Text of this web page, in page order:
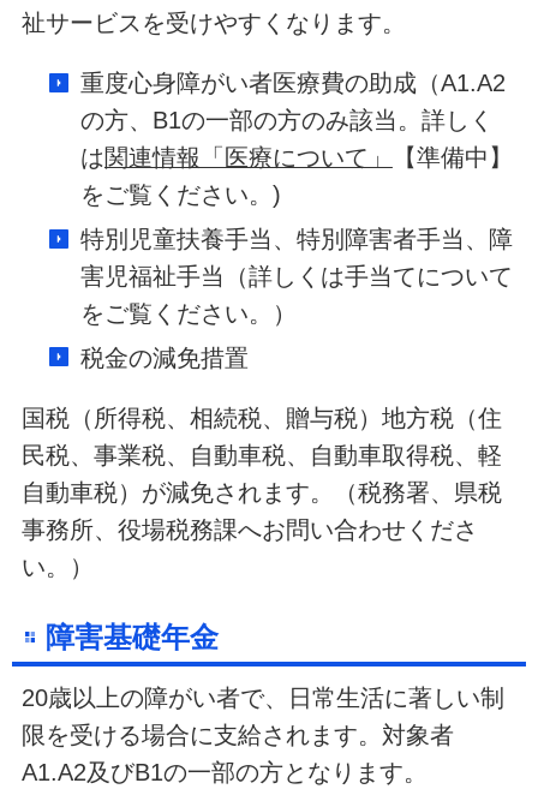
祉サービスを受けやすくなります。
重度心身障がい者医療費の助成（A1.A2
の方、B1の一部の方のみ該当。詳しく
は関連情報「医療について」
【準備中】
をご覧ください。)
特別児童扶養手当、特別障害者手当、障
害児福祉手当（詳しくは手当てについて
をご覧ください。）
税金の減免措置
国税（所得税、相続税、贈与税）地方税（住
民税、事業税、自動車税、自動車取得税、軽
自動車税）が減免されます。（税務署、県税
事務所、役場税務課へお問い合わせくださ
い。）
障害基礎年金
20歳以上の障がい者で、日常生活に著しい制
限を受ける場合に支給されます。対象者
A1.A2及びB1の一部の方となります。